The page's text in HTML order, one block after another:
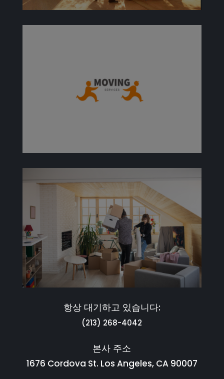
항상 대기하고 있습니다:
(213) 268-4042
본사 주소
1676 Cordova St. Los Angeles, CA 90007